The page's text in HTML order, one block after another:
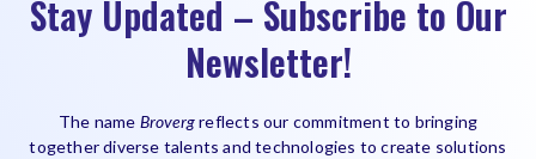
Stay Updated – Subscribe to Our
Newsletter!
The name Brovergreflects our commitment to bringing
together diverse talents and technologies to create solutions